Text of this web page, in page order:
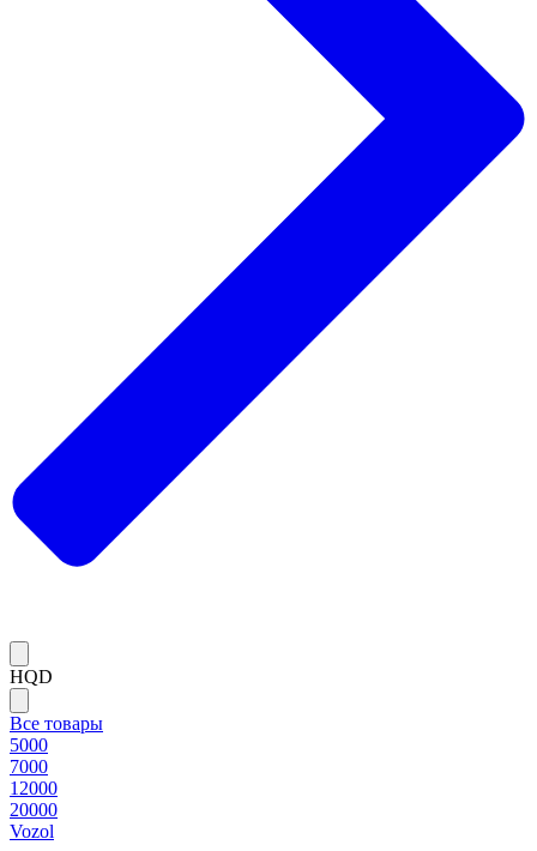
HQD
Все товары
5000
7000
12000
20000
Vozol